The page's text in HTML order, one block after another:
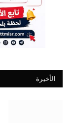
الأخيرة